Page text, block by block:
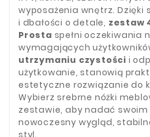
wyposażenia wnętrz. Dzięki
i dbałości o detale, zestaw
Prosta spełni oczekiwania
wymagających
utrzymaniu czystości i
użytkowanie, stanowią
estetyczne rozwiązanie do
Wybierz srebrne nóżki
zestawie, aby nadać
nowoczesny wygląd,